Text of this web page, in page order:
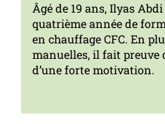
Âgé de 19 ans, Ilyas
quatrième année de
en chauffage CFC. En
manuelles, il fait preuve
d’une forte motivation.